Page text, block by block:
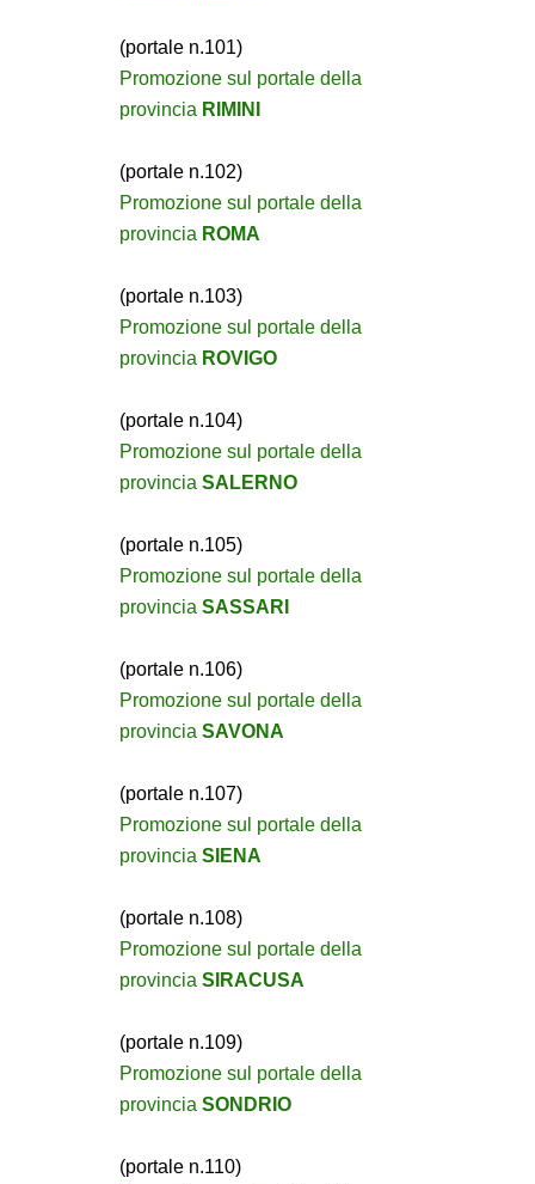
(portale n.101)
Promozione sul portale della
provincia RIMINI
(portale n.102)
Promozione sul portale della
provincia ROMA
(portale n.103)
Promozione sul portale della
provincia ROVIGO
(portale n.104)
Promozione sul portale della
provincia SALERNO
(portale n.105)
Promozione sul portale della
provincia SASSARI
(portale n.106)
Promozione sul portale della
provincia SAVONA
(portale n.107)
Promozione sul portale della
provincia SIENA
(portale n.108)
Promozione sul portale della
provincia SIRACUSA
(portale n.109)
Promozione sul portale della
provincia SONDRIO
(portale n.110)